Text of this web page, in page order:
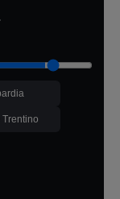
Trentino